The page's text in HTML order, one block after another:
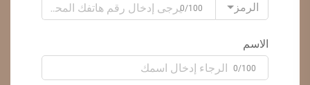
الرمز
0/100
الاسم
0/100